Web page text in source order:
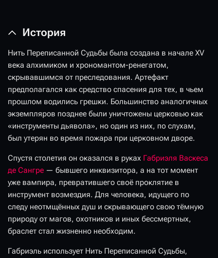
История
Нить Переписанной Судьбы была создана в начале XV
века алхимиком и хрономантом-ренегатом,
скрывавшимся от преследования. Артефакт
предполагался как средство спасения для тех, в чьем
прошлом водились грешки. Большинство аналогичных
экземпляров позднее были уничтожены церковью как
«инструменты дьявола», но один из них, по слухам,
был утерян во время пожара при церковном дворе.
Спустя столетия он оказался в руках Габриэля Васкеса
де Сангре — бывшего инквизитора, а на тот момент
уже вампира, превратившего своё проклятие в
инструмент возмездия. Для человека, идущего по
следу неотмщённых душ и скрывающего свою тёмную
природу от магов, охотников и иных бессмертных,
браслет стал жизненно необходим.
Габриэль использует Нить Переписанной Судьбы,